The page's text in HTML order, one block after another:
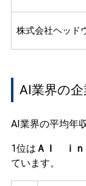
株式会社ヘッド
AI業界の
AI業界の平均年
1位は ＡＩ ｉｎ
ています。